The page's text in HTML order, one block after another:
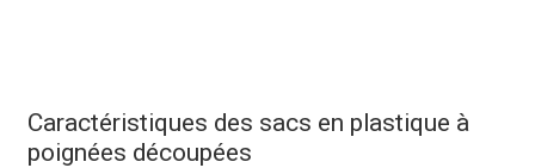
Caractéristiques des sacs en plastique à
poignées découpées